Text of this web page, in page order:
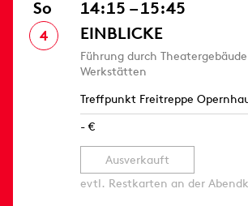
So
4
14:15 – 15:45
EINBLICKE
Führung durch
Werkstätten
Treffpunkt Freitreppe
- €
Ausverkauft
evtl. Restkarten an der